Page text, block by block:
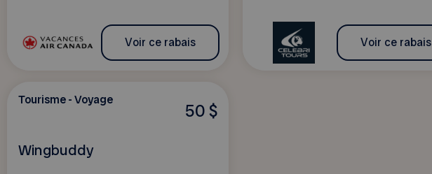
Voir ce rabais Voir ce rabais
50 $
Tourisme - Voyage
Wingbuddy